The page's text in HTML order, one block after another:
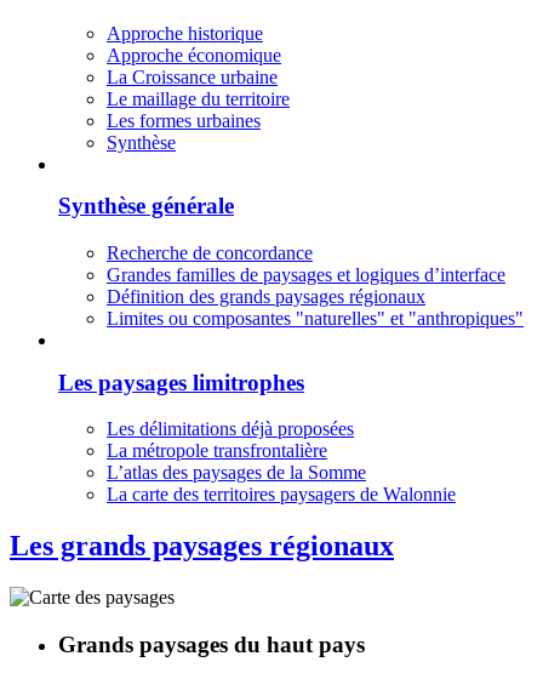
Approche historique
Approche économique
La Croissance urbaine
Le maillage du territoire
Les formes urbaines
Synthèse
Synthèse générale
Recherche de concordance
Grandes familles de paysages et logiques d’interface
Définition des grands paysages régionaux
Limites ou composantes "naturelles" et "anthropiques"
Les paysages limitrophes
Les délimitations déjà proposées
La métropole transfrontalière
L’atlas des paysages de la Somme
La carte des territoires paysagers de Walonnie
Les grands paysages régionaux
Grands paysages du haut pays